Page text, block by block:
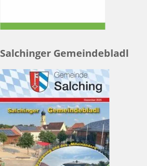
Salchinger Gemeindebladl